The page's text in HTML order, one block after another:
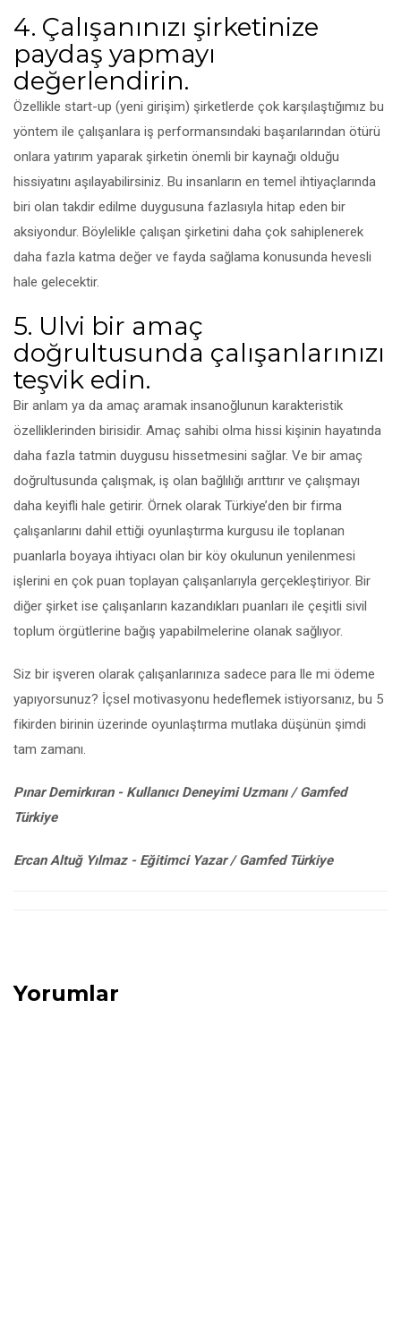
4. Çalışanınızı şirketinize
paydaş yapmayı
değerlendirin.
Özellikle start-up (yeni girişim) şirketlerde çok karşılaştığımız bu
yöntem ile çalışanlara iş performansındaki başarılarından ötürü
onlara yatırım yaparak şirketin önemli bir kaynağı olduğu
hissiyatını aşılayabilirsiniz. Bu insanların en temel ihtiyaçlarında
biri olan takdir edilme duygusuna fazlasıyla hitap eden bir
aksiyondur. Böylelikle çalışan şirketini daha çok sahiplenerek
daha fazla katma değer ve fayda sağlama konusunda hevesli
hale gelecektir.
5. Ulvi bir amaç
doğrultusunda çalışanlarınızı
teşvik edin.
Bir anlam ya da amaç aramak insanoğlunun karakteristik
özelliklerinden birisidir. Amaç sahibi olma hissi kişinin hayatında
daha fazla tatmin duygusu hissetmesini sağlar. Ve bir amaç
doğrultusunda çalışmak, iş olan bağlılığı arıttırır ve çalışmayı
daha keyifli hale getirir. Örnek olarak Türkiye’den bir firma
çalışanlarını dahil ettiği oyunlaştırma kurgusu ile toplanan
puanlarla boyaya ihtiyacı olan bir köy okulunun yenilenmesi
işlerini en çok puan toplayan çalışanlarıyla gerçekleştiriyor. Bir
diğer şirket ise çalışanların kazandıkları puanları ile çeşitli sivil
toplum örgütlerine bağış yapabilmelerine olanak sağlıyor.
Siz bir işveren olarak çalışanlarınıza sadece para lle mi ödeme
yapıyorsunuz? İçsel motivasyonu hedeflemek istiyorsanız, bu 5
fikirden birinin üzerinde oyunlaştırma mutlaka düşünün şimdi
tam zamanı.
Pınar Demirkıran - Kullanıcı Deneyimi Uzmanı / Gamfed
Türkiye
Ercan Altuğ Yılmaz - Eğitimci Yazar / Gamfed Türkiye
Yorumlar